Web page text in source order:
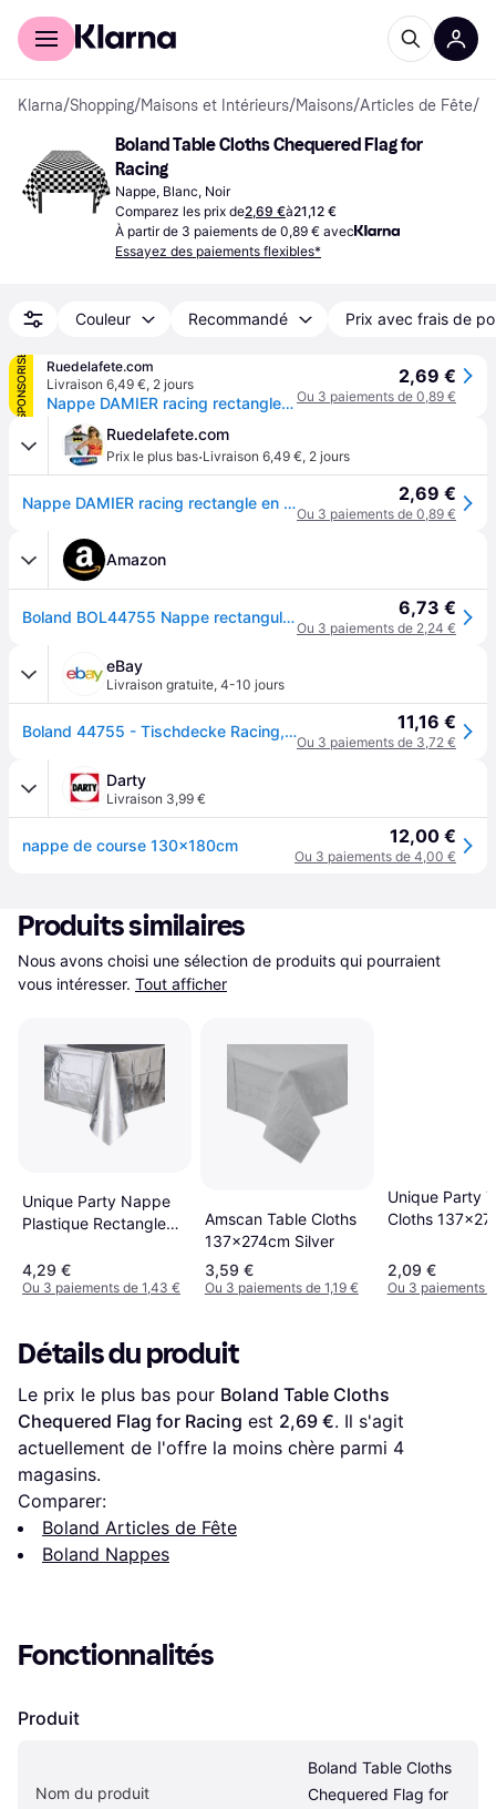
Acheter avec Klarna
Klarna/Shopping/Maisons et Intérieurs/Maisons/Articles de Fête/
Boland Table Cloths Chequered Flag for
Racing
Nappe, Blanc, Noir
Comparez les prix de2,69 €à21,12 €
À partir de 3 paiements de 0,89 € avec
Essayez des paiements flexibles*
Couleur Recommandé Prix avec frais de
SPONSORISÉ
Ruedelafete.com
Livraison 6,49 €, 2 jours
Nappe DAMIER racing rectangle en plastique
2,69 €
Ou 3 paiements de 0,89 €
Ruedelafete.com
Prix le plus bas·Livraison 6,49 €, 2 jours
Nappe DAMIER racing rectangle en plastique 2,69 €
Ou 3 paiements de 0,89 €
Amazon
Boland BOL44755 Nappe rectangulaire en plastique Motif drapeau à damiers 6,73 €
Ou 3 paiements de 2,24 €
eBay
Livraison gratuite, 4-10 jours
Boland 44755 - Tischdecke Racing, Größe 130 X 180 Cm, Rennfahrer, Zielflagge, Ti 11,16 €
Ou 3 paiements de 3,72 €
Darty
Livraison 3,99 €
nappe de course 130x180cm 12,00 €
Ou 3 paiements de 4,00 €
Produits similaires
Nous avons choisi une sélection de produits qui pourraient
vous intéresser. Tout afficher
Unique Party Nappe
Plastique Rectangle
4,29 €
Ou 3 paiements de 1,43 €
Amscan Table Cloths
137x274cm Silver
3,59 €
Ou 3 paiements de 1,19 €
Unique Party
Cloths
2,09 €
Ou 3 paiements
Détails du produit
Le prix le plus bas pour Boland Table Cloths
Chequered Flag for Racing est 2,69 €. Il s'agit
actuellement de l'offre la moins chère parmi 4
magasins.
Comparer:
Boland Articles de Fête
Boland Nappes
Fonctionnalités
Produit
Nom du produit
Boland Table Cloths
Chequered Flag for